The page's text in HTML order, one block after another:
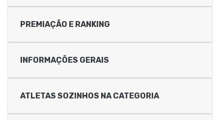
PREMIAÇÃO E RANKING
INFORMAÇÕES GERAIS
ATLETAS SOZINHOS NA CATEGORIA